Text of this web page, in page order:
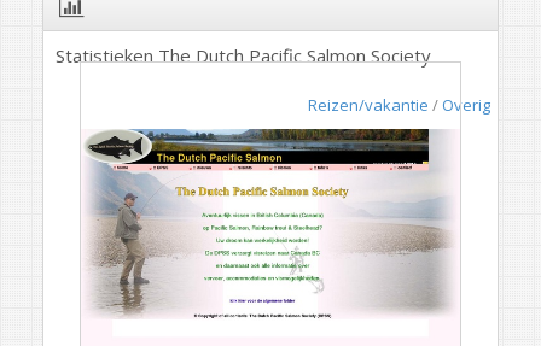
Statistieken The Dutch Pacific Salmon Society
Reizen/vakantie / Overig